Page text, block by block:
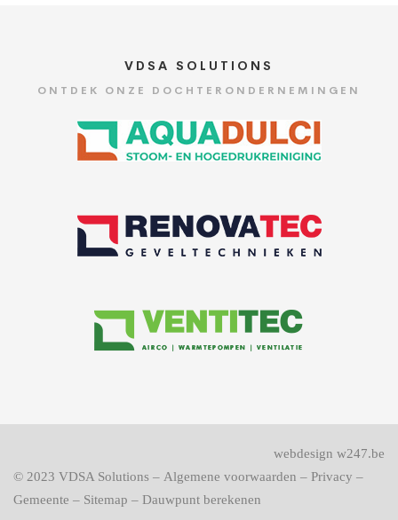
VDSA SOLUTIONS
ONTDEK ONZE DOCHTERONDERNEMINGEN
© 2023 VDSA Solutions – Algemene voorwaarden – Privacy –
Gemeente – Sitemap – Dauwpunt berekenen
webdesign w247.be